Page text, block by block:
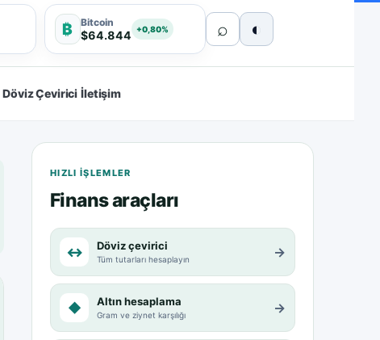
₿ Bitcoin
$64.844 +0,80% ⌕ ◐
Döviz Çevirici İletişim
HIZLI IŞLEMLER
Finans araçları
↔ Döviz çevirici
Tüm tutarları hesaplayın →
◆ Altın hesaplama
Gram ve ziynet karşılığı →